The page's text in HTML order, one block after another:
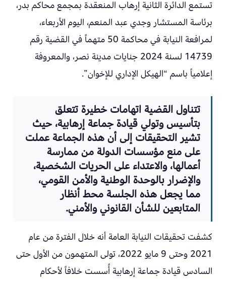
تستمع الدائرة الثانية إرهاب المنعقدة بمجمع محاكم بدر،
برئاسة المستشار وجدي عبد المنعم، اليوم الأربعاء،
لمرافعة النيابة في محاكمة 50 متهماً في القضية رقم
14739 لسنة 2024 جنايات مدينة نصر، والمعروفة
إعلامياً باسم “الهيكل الإداري للإخوان”.
تتناول القضية اتهامات خطيرة تتعلق
بتأسيس وتولي قيادة جماعة إرهابية، حيث
تشير التحقيقات إلى أن هذه الجماعة عملت
على منع مؤسسات الدولة من ممارسة
أعمالها، والاعتداء على الحريات الشخصية،
والإضرار بالوحدة الوطنية والأمن القومي،
مما يجعل هذه الجلسة محط أنظار
المتابعين للشأن القانوني والأمني.
كشفت تحقيقات النيابة العامة أنه خلال الفترة من عام
2021 وحتى 9 مايو 2022، تولى المتهمون من الأول حتى
السادس قيادة جماعة إرهابية أُسست خلافاً لأحكام